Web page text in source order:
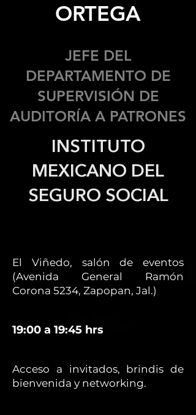
ORTEGA
JEFE DEL
DEPARTAMENTO DE
SUPERVISIÓN DE
AUDITORÍA A PATRONES
INSTITUTO
MEXICANO DEL
SEGURO SOCIAL
El Viñedo, salón de eventos
(Avenida General Ramón
Corona 5234, Zapopan, Jal.)
19:00 a 19:45 hrs
Acceso a invitados, brindis de
bienvenida y networking.